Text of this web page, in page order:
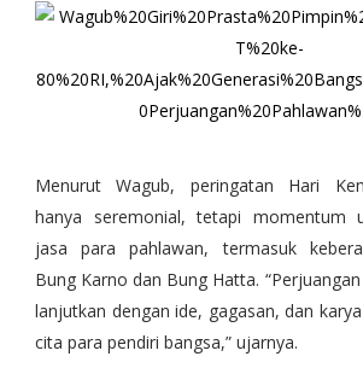
Menurut Wagub, peringatan Hari
hanya seremonial, tetapi momentum
jasa para pahlawan, termasuk
Bung Karno dan Bung Hatta.
lanjutkan dengan ide, gagasan, dan
cita para pendiri bangsa,” ujarnya.